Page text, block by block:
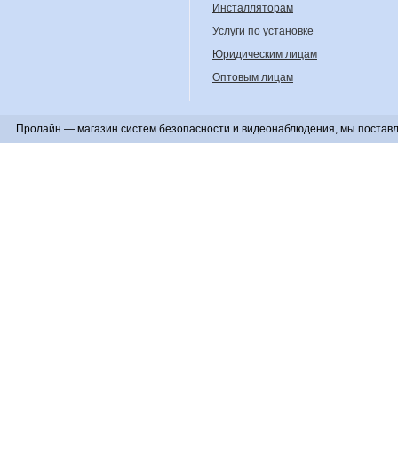
Инсталляторам
Услуги по установке
Юридическим лицам
Оптовым лицам
Пролайн — магазин систем безопасности и видеонаблюдения, мы